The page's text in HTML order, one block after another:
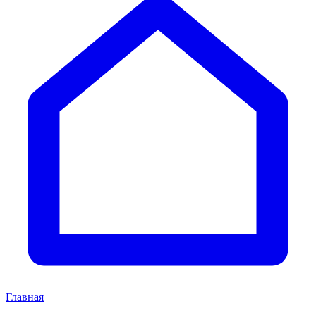
Главная